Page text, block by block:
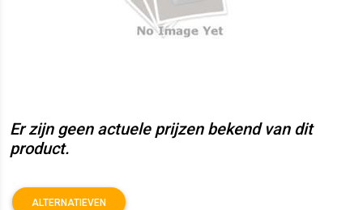
Er zijn geen actuele prijzen bekend van dit
product.
ALTERNATIEVEN